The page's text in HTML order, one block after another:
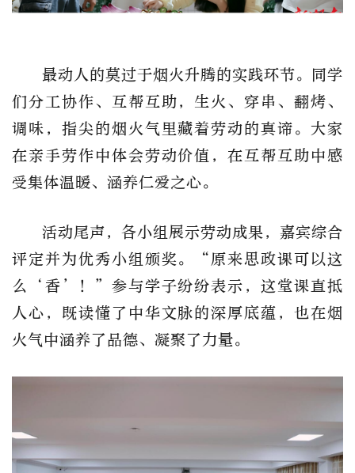
最动人的莫过于烟火升腾的实践环节。同学
们分工协作、互帮互助，生火、穿串、翻烤、
调味，指尖的烟火气里藏着劳动的真谛。大家
在亲手劳作中体会劳动价值，在互帮互助中感
受集体温暖、涵养仁爱之心。
活动尾声，各小组展示劳动成果，嘉宾综合
评定并为优秀小组颁奖。“原来思政课可以这
么‘香’！”参与学子纷纷表示，这堂课直抵
人心，既读懂了中华文脉的深厚底蕴，也在烟
火气中涵养了品德、凝聚了力量。